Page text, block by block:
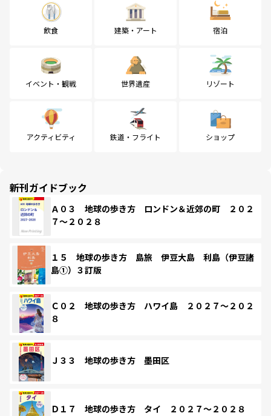
飲食 建築・アート 宿泊
イベント・観戦 世界遺産 リゾート
アクティビティ 鉄道・フライト ショップ
新刊ガイドブック
Ａ０３ 地球の歩き方 ロンドン＆近郊の町 ２０２
７～２０２８
１５ 地球の歩き方 島旅 伊豆大島 利島（伊豆諸
島①）３訂版
Ｃ０２ 地球の歩き方 ハワイ島 ２０２７～２０２
８
Ｊ３３ 地球の歩き方 墨田区
Ｄ１７ 地球の歩き方 タイ ２０２７～２０２８